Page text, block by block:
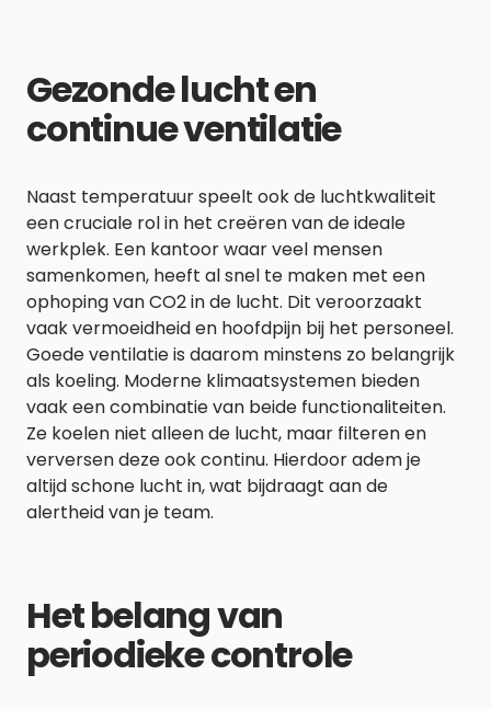
Gezonde lucht en
continue ventilatie
Naast temperatuur speelt ook de luchtkwaliteit
een cruciale rol in het creëren van de ideale
werkplek. Een kantoor waar veel mensen
samenkomen, heeft al snel te maken met een
ophoping van CO2 in de lucht. Dit veroorzaakt
vaak vermoeidheid en hoofdpijn bij het personeel.
Goede ventilatie is daarom minstens zo belangrijk
als koeling. Moderne klimaatsystemen bieden
vaak een combinatie van beide functionaliteiten.
Ze koelen niet alleen de lucht, maar filteren en
verversen deze ook continu. Hierdoor adem je
altijd schone lucht in, wat bijdraagt aan de
alertheid van je team.
Het belang van
periodieke controle